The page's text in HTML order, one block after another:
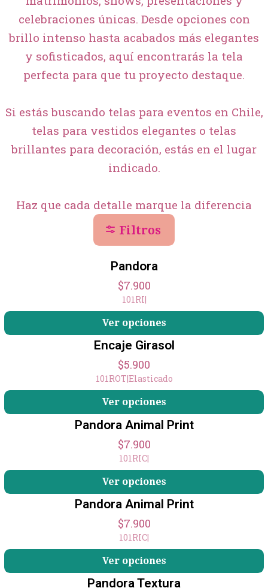
celebraciones únicas. Desde opciones con
brillo intenso hasta acabados más elegantes
y sofisticados, aquí encontrarás la tela
perfecta para que tu proyecto destaque.
Si estás buscando telas para eventos en Chile,
telas para vestidos elegantes o telas
brillantes para decoración, estás en el lugar
indicado.
Haz que cada detalle marque la diferencia
Filtros
Pandora
$7.900
101RI|
Ver opciones
+1
Encaje Girasol
$5.900
101ROT|Elasticado
Ver opciones
Pandora Animal Print
$7.900
101RIC|
Ver opciones
Pandora Animal Print
$7.900
101RIC|
Ver opciones
Pandora Textura